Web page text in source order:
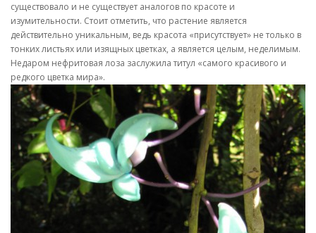
существовало и не существует аналогов по красоте и
изумительности. Стоит отметить, что растение является
действительно уникальным, ведь красота «присутствует» не только в
тонких листьях или изящных цветках, а является целым, неделимым.
Недаром нефритовая лоза заслужила титул «самого красивого и
редкого цветка мира».